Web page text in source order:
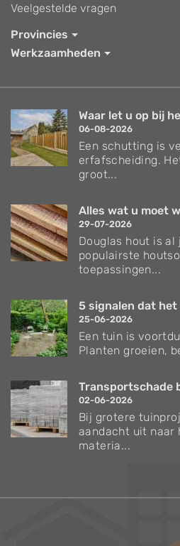
Veelgestelde vragen
Provincies
Werkzaamheden
Waar let u op bij
06-08-2026
Een schutting is
erfafscheiding.
groot...
Alles wat u moet
29-07-2026
Douglas hout is al
populairste
toepassingen...
5 signalen dat het
25-06-2026
Een tuin is
Planten groeien,
Transportschade
02-06-2026
Bij grotere
aandacht uit naar
materia...
Verzorgingstips voor
Inspiratie voor uw tuin en